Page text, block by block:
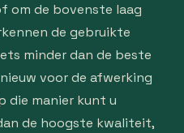
om de bovenste laag
de gebruikte
minder dan de beste
voor de afwerking
die manier kunt u
de hoogste kwaliteit,